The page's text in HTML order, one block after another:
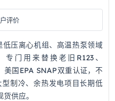
评价
压离心机组、高温热泵领域
门用来替换老旧R123、
美国EPA SNAP双重认证，不
制冷、余热发电项目长期低
供应。